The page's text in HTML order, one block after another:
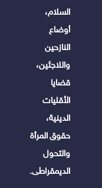
السلام،
أوضاع
النازحين
واللاجئين،
قضايا
الأقليات
الدينية،
حقوق المرأة
والتحول
الديمقراطى.